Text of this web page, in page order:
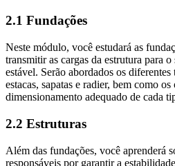
2.1 Fundações
Neste módulo, você estudará as
transmitir as cargas da estrutura para
estável. Serão abordados os
estacas, sapatas e radier, bem como
dimensionamento adequado de cada
2.2 Estruturas
Além das fundações, você aprenderá
responsáveis por garantir a